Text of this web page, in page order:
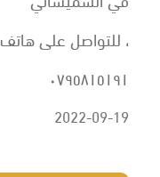
، للتواصل على هاتف
٠٧٩٥٨١٥١٩١
2022-09-19